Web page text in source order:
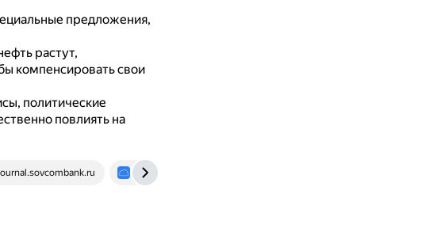
предложения,
растут,
компенсировать свои
политические
повлиять на
airadvisor.com